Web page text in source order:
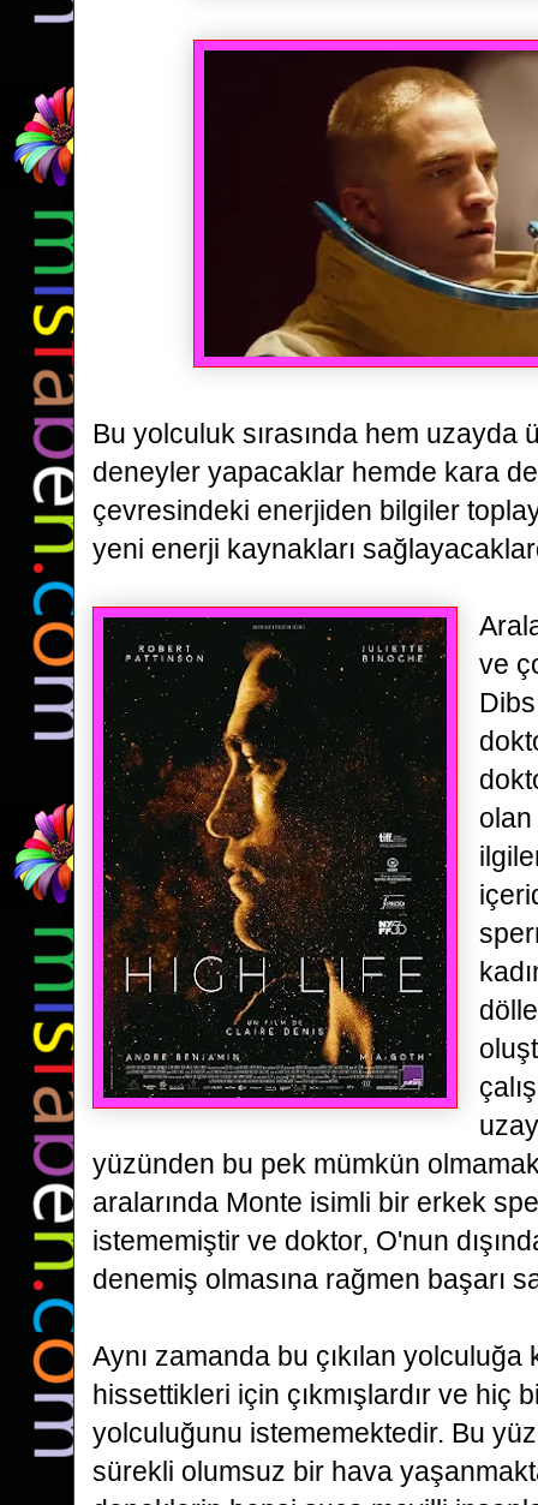
Bu yolculuk sırasında hem uzayda
deneyler yapacaklar hemde kara
çevresindeki enerjiden bilgiler
yeni enerji kaynakları
ve
yüzünden bu pek mümkün
aralarında Monte isimli bir erkek
istememiştir ve doktor, O'nun
denemiş olmasına rağmen başarı
Aynı zamanda bu çıkılan
hissettikleri için çıkmışlardır ve hiç
yolculuğunu istememektedir. Bu
sürekli olumsuz bir hava